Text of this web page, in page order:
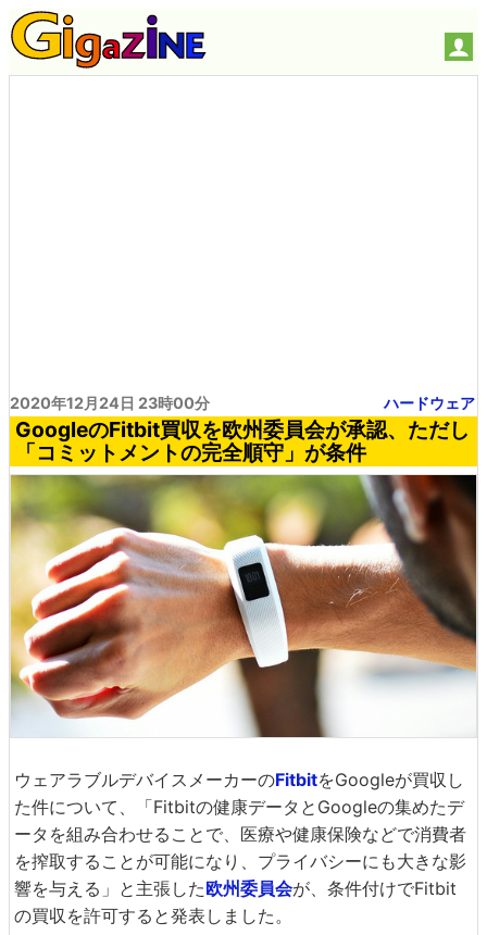
2020年12月24日 23時00分 ハードウェア
GoogleのFitbit買収を欧州委員会が承認、ただし
「コミットメントの完全順守」が条件
ウェアラブルデバイスメーカーのFitbitをGoogleが買収し
た件について、「Fitbitの健康データとGoogleの集めたデ
ータを組み合わせることで、医療や健康保険などで消費者
を搾取することが可能になり、プライバシーにも大きな影
響を与える」と主張した欧州委員会が、条件付けでFitbit
の買収を許可すると発表しました。